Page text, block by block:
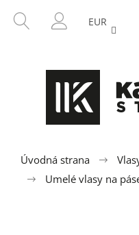
HĽADAŤ
PRIHLÁSENIE
EUR
Úvodná strana
Umelé vlasy na
SPÄŤ
SPÄŤ